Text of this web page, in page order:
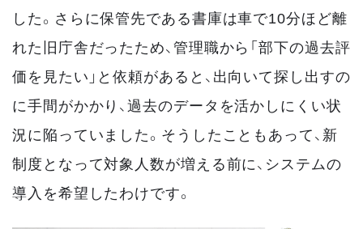
した。さらに保管先である書庫は車で10分ほど離
れた旧庁舎だったため、管理職から「部下の過去評
価を見たい」と依頼があると、出向いて探し出すの
に手間がかかり、過去のデータを活かしにくい状
況に陥っていました。そうしたこともあって、新
制度となって対象人数が増える前に、システムの
導入を希望したわけです。